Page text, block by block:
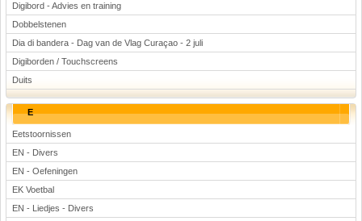
Digibord - Advies en training
Dobbelstenen
Dia di bandera - Dag van de Vlag Curaçao - 2 juli
Digiborden / Touchscreens
Duits
E
Eetstoornissen
EN - Divers
EN - Oefeningen
EK Voetbal
EN - Liedjes - Divers